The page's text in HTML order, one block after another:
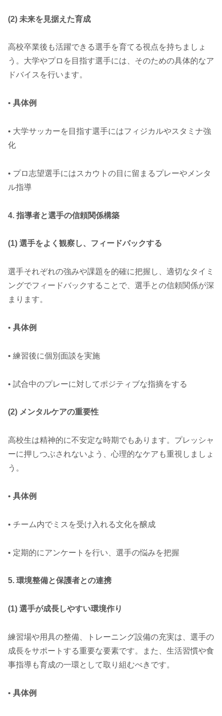
(2) 未来を見据えた育成
高校卒業後も活躍できる選手を育てる視点を持ちましょ
う。大学やプロを目指す選手には、そのための具体的なア
ドバイスを行います。
• 具体例
• 大学サッカーを目指す選手にはフィジカルやスタミナ強
化
• プロ志望選手にはスカウトの目に留まるプレーやメンタ
ル指導
4. 指導者と選手の信頼関係構築
(1) 選手をよく観察し、フィードバックする
選手それぞれの強みや課題を的確に把握し、適切なタイミ
ングでフィードバックすることで、選手との信頼関係が深
まります。
• 具体例
• 練習後に個別面談を実施
• 試合中のプレーに対してポジティブな指摘をする
(2) メンタルケアの重要性
高校生は精神的に不安定な時期でもあります。プレッシャ
ーに押しつぶされないよう、心理的なケアも重視しましょ
う。
• 具体例
• チーム内でミスを受け入れる文化を醸成
• 定期的にアンケートを行い、選手の悩みを把握
5. 環境整備と保護者との連携
(1) 選手が成長しやすい環境作り
練習場や用具の整備、トレーニング設備の充実は、選手の
成長をサポートする重要な要素です。また、生活習慣や食
事指導も育成の一環として取り組むべきです。
• 具体例